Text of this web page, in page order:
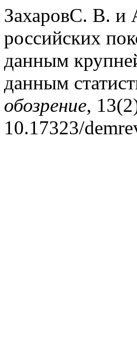
ЗахаровС. В. и
российских
данным
данным
обозрение,
10.17323/